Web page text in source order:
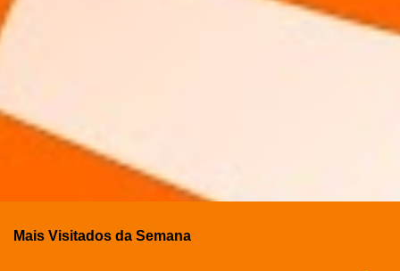
Mais Visitados da Semana